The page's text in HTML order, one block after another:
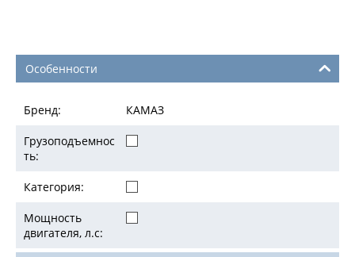
Особенности
Бренд: КАМАЗ
Грузоподъемнос
ть:
Категория:
Мощность
двигателя, л.с: